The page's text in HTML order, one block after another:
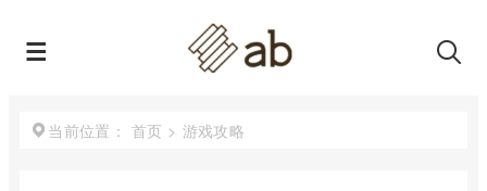
当前位置： 首页 > 游戏攻略